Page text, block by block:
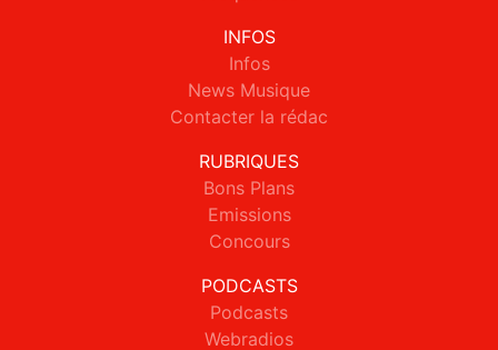
INFOS
Infos
News Musique
Contacter la rédac
RUBRIQUES
Bons Plans
Emissions
Concours
PODCASTS
Podcasts
Webradios